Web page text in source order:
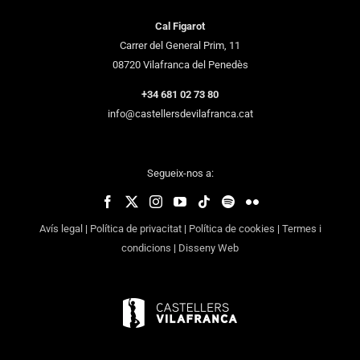
Cal Figarot
Carrer del General Prim, 11
08720 Vilafranca del Penedès
+34 681 02 73 80
info@castellersdevilafranca.cat
Segueix-nos a:
Avís legal | Política de privacitat| Política de cookies | Termes i
condicions | Disseny Web